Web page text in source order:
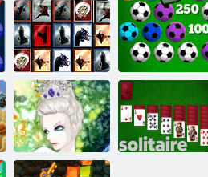
Назад в
Конфетную
страну: Эпизод
1
Плитка
неожиданностей